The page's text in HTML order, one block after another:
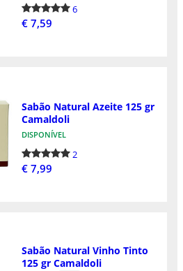
6
€ 7,59
Sabão Natural Azeite 125 gr
Camaldoli
DISPONÍVEL
2
€ 7,99
Sabão Natural Vinho Tinto
125 gr Camaldoli